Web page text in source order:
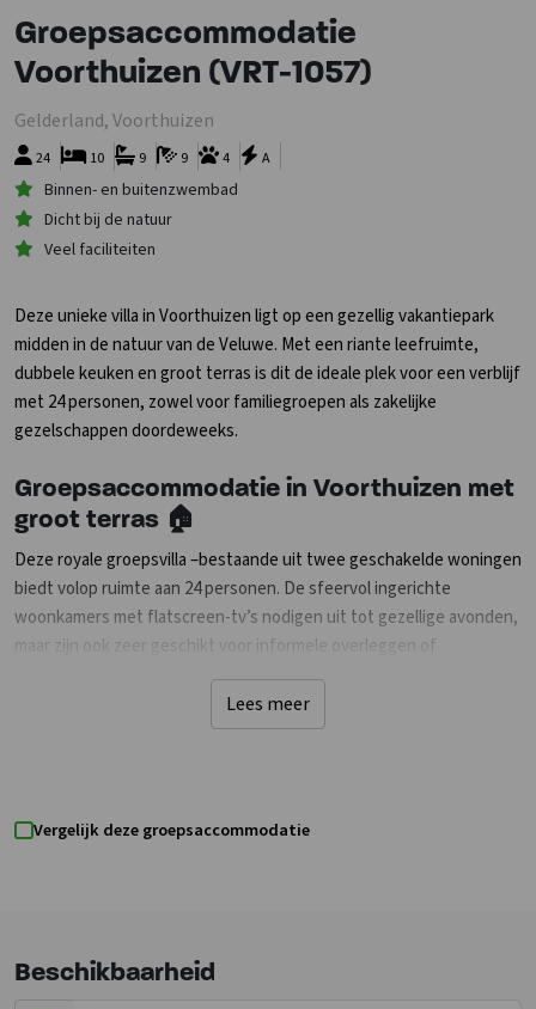
Groepsaccommodatie
Voorthuizen (VRT-1057)
Gelderland, Voorthuizen
24 4
9
9 A
10
Binnen- en buitenzwembad
Dicht bij de natuur
Veel faciliteiten
Deze unieke villa in Voorthuizen ligt op een gezellig vakantiepark
midden in de natuur van de Veluwe. Met een riante leefruimte,
dubbele keuken en groot terras is dit de ideale plek voor een verblijf
met 24 personen, zowel voor familiegroepen als zakelijke
gezelschappen doordeweeks.
Groepsaccommodatie in Voorthuizen met
groot terras 🏠
Deze royale groepsvilla –bestaande uit twee geschakelde woningen
biedt volop ruimte aan 24 personen. De sfeervol ingerichte
woonkamers met flatscreen-tv’s nodigen uit tot gezellige avonden,
maar zijn ook zeer geschikt voor informele overleggen of
teambijeenkomsten. De twee open keukens zijn volledig uitgerust
met moderne apparatuur zoals een Nespresso-apparaat,
combimagnetron en vaatwasser perfect om samen te koken en
comfortabele slaapkamers, waarvan er negen een eigen badkamer
hebben met inloopdouche en toilet. Daarnaast zijn er twee extra
groot terras met tuinmeubilair – ideaal voor een gezamenlijke lunch,
Lees meer
Vergelijk deze groepsaccommodatie
Beschikbaarheid